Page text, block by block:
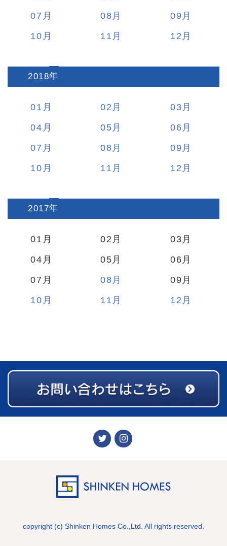
07
08
09
10
11 12
2018:
01 02
03
04
05
06
07
08
09
10
11 12
2017:
01 02
03
04
05
06
07
08
09
10
11 12
copyright (c) Shinken Homes Co.,Ltd. All rights reserved.